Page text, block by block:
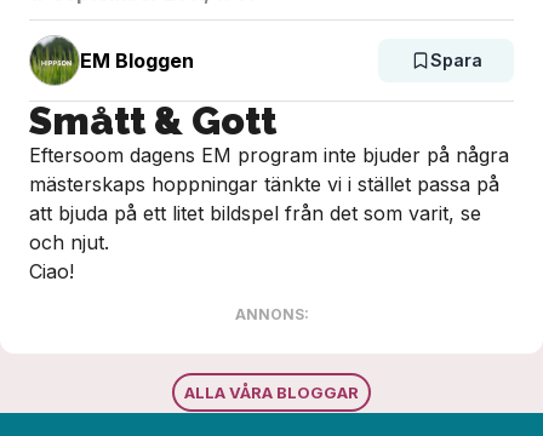
EM Bloggen Spara
Smått & Gott
Eftersoom dagens EM program inte bjuder på några
mästerskaps hoppningar tänkte vi i stället passa på
att bjuda på ett litet bildspel från det som varit, se
och njut.
Ciao!
ANNONS:
ALLA VÅRA BLOGGAR